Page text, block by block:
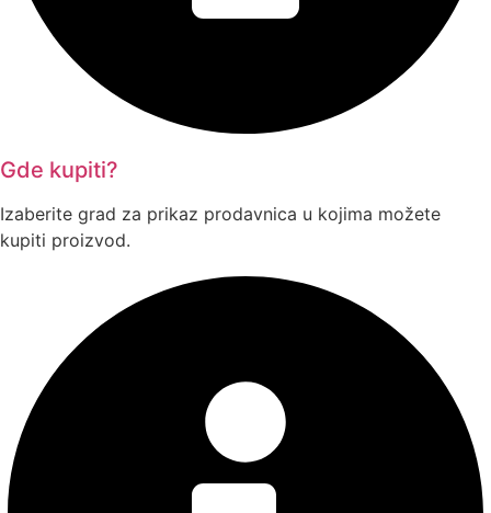
Gde kupiti?
Izaberite grad za prikaz prodavnica u kojima možete
kupiti proizvod.